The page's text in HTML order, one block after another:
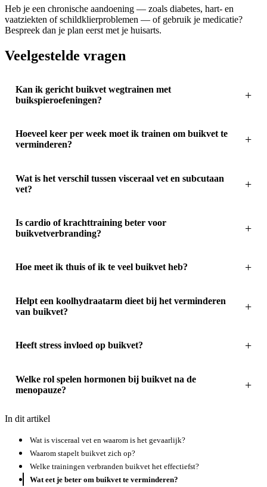
Heb je een chronische aandoening — zoals diabetes, hart- en
vaatziekten of schildklierproblemen — of gebruik je medicatie?
Bespreek dan je plan eerst met je huisarts.
Veelgestelde vragen
Kan ik gericht buikvet wegtrainen met
buikspieroefeningen?
Hoeveel keer per week moet ik trainen om buikvet te
verminderen?
Wat is het verschil tussen visceraal vet en subcutaan
vet?
Is cardio of krachttraining beter voor
buikvetverbranding?
Hoe meet ik thuis of ik te veel buikvet heb?
Helpt een koolhydraatarm dieet bij het verminderen
van buikvet?
Heeft stress invloed op buikvet?
Welke rol spelen hormonen bij buikvet na de
menopauze?
In dit artikel
Wat is visceraal vet en waarom is het gevaarlijk?
Waarom stapelt buikvet zich op?
Welke trainingen verbranden buikvet het effectiefst?
Wat eet je beter om buikvet te verminderen?